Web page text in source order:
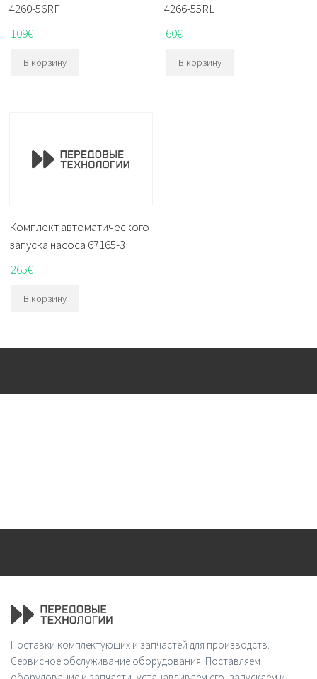
4260-56RF
109€
В корзину
4266-55RL
60€
В корзину
Комплект автоматического
запуска насоса 67165-3
265€
В корзину
Поставки комплектующих и запчастей для производств.
Сервисное обслуживание оборудования. Поставляем